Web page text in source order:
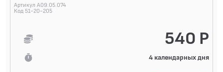
Артикул A09.05.074
Код 51-20-205
540 Р
4 календарных дня